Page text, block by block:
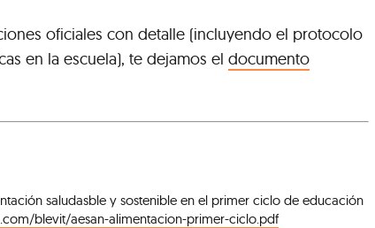
oficiales con detalle (incluyendo el protocolo
en la escuela), te dejamos el documento
saludasble y sostenible en el primer ciclo de educación
blevit/aesan-alimentacion-primer-ciclo.pdf